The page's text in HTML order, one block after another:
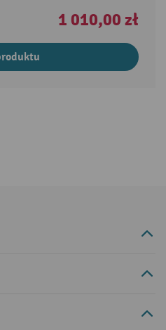
1 010,00 zł